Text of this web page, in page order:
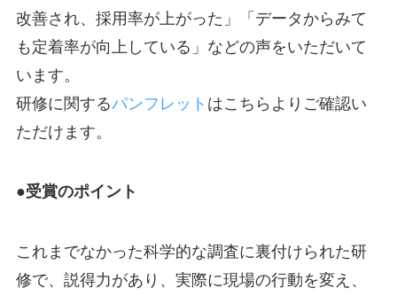
改善され、採用率が上がった」「データからみて
も定着率が向上している」などの声をいただいて
います。
研修に関するパンフレット はこちらよりご確認い
ただけます。
●受賞のポイント
これまでなかった科学的な調査に裏付けられた研
修で、説得力があり、実際に現場の行動を変え、